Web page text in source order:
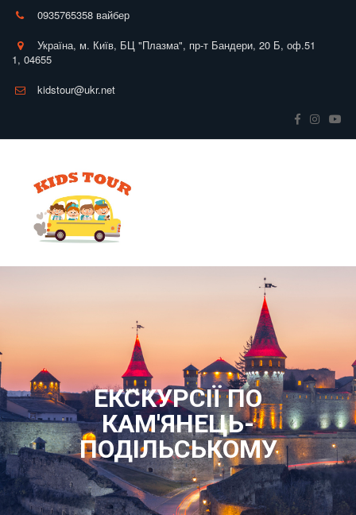
0935765358 вайбер
Україна, м. Київ, БЦ "Плазма", пр-т Бандери, 20 Б, оф.51
1, 04655
kidstour@ukr.net
ЕКСКУРСІЇ ПО
КАМ'ЯНЕЦЬ-
ПОДІЛЬСЬКОМУ